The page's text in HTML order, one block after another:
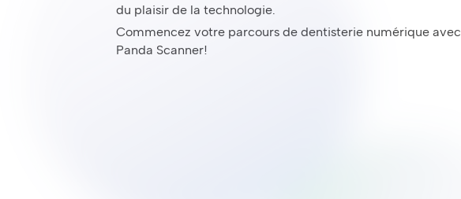
du plaisir de la technologie.
Commencez votre parcours de dentisterie numérique avec
Panda Scanner!